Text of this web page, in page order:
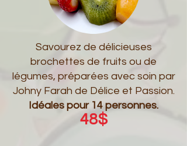
Savourez de délicieuses
brochettes de fruits ou de
légumes, préparées avec soin par
Johny Farah de Délice et Passion.
Idéales pour 14 personnes.
48$